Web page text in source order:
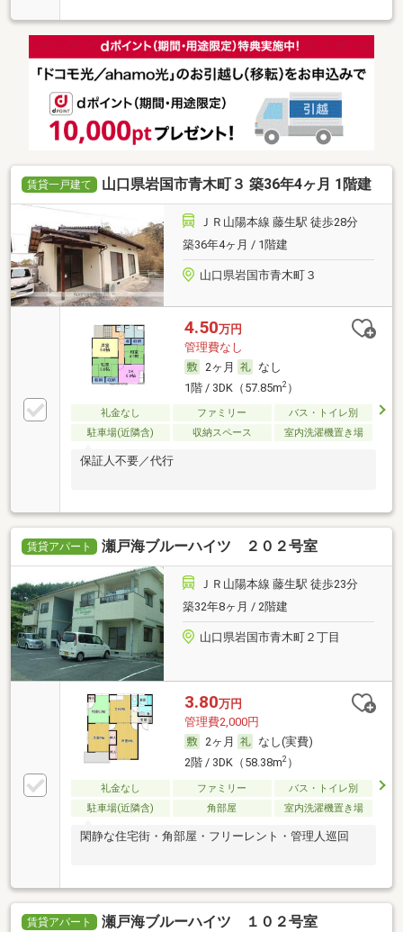
賃貸一戸建て 山口県岩国市青木町３ 築36年4ヶ月 1階建
ＪＲ山陽本線 藤生駅 徒歩28分
築36年4ヶ月 / 1階建
山口県岩国市青木町３
4.50万円
管理費なし
2ヶ月
なし
1階 / 3DK（57.85m2）
礼金なし ファミリー
バス・トイレ別
駐車場(近隣含)
収納スペース 室内洗濯機置き場
保証人不要／代行
賃貸アパート 瀬戸海ブルーハイツ ２０２号室
ＪＲ山陽本線 藤生駅 徒歩23分
築32年8ヶ月 / 2階建
山口県岩国市青木町２丁目
3.80万円
管理費2,000円
2ヶ月
なし(実費)
2階 / 3DK（58.38m2）
礼金なし ファミリー
バス・トイレ別
駐車場(近隣含)
角部屋 室内洗濯機置き場
閑静な住宅街・角部屋・フリーレント・管理人巡回
賃貸アパート 瀬戸海ブルーハイツ １０２号室